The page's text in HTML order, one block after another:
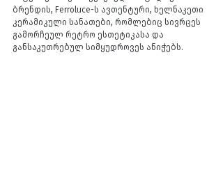
ბრენდის, Ferroluce-ს ავთენტური, ხელნაკეთი
კერამიკული სანათები, რომლებიც სივრცეს
გამორჩეულ რეტრო ესთეტიკასა და
განსაკუთრებულ სიმყუდროვეს ანიჭებს.